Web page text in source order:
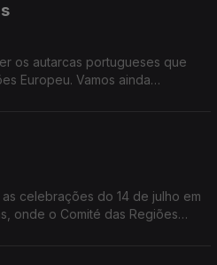
os autarcas portugueses que
Vamos ainda
celebrações do 14 de julho em
onde o Comité das Regiões